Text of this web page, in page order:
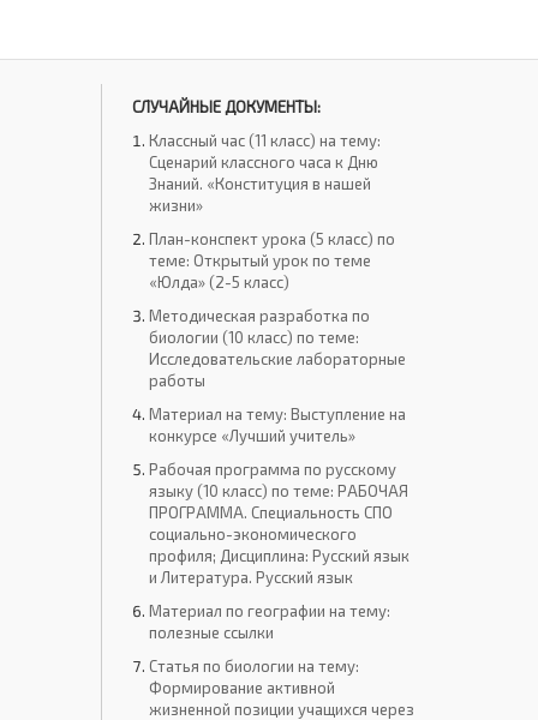
СЛУЧАЙНЫЕ ДОКУМЕНТЫ:
Классный час (11 класс) на тему:
Сценарий классного часа к Дню
Знаний. «Конституция в нашей
жизни»
План-конспект урока (5 класс) по
теме: Открытый урок по теме
«Юлда» (2-5 класс)
Методическая разработка по
биологии (10 класс) по теме:
Исследовательские лабораторные
работы
Материал на тему: Выступление на
конкурсе «Лучший учитель»
Рабочая программа по русскому
языку (10 класс) по теме: РАБОЧАЯ
ПРОГРАММА. Специальность СПО
социально-экономического
профиля; Дисциплина: Русский язык
и Литература. Русский язык
Материал по географии на тему:
полезные ссылки
Статья по биологии на тему:
Формирование активной
жизненной позиции учащихся через